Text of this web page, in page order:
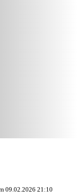
09.02.2026 21:10